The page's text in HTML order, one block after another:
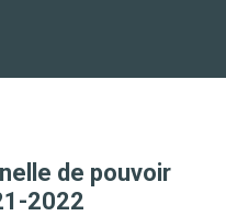
de pouvoir
2022